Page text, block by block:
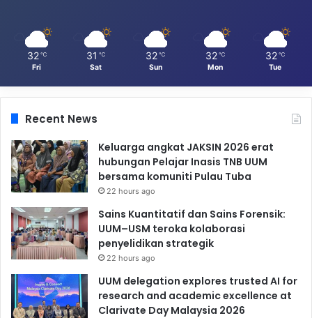
32 ℃
Fri
31 ℃
Sat
32 ℃
Sun
32 ℃
Mon
32 ℃
Tue
Recent News
Keluarga angkat JAKSIN 2026 erat
hubungan Pelajar Inasis TNB UUM
bersama komuniti Pulau Tuba
22 hours ago
Sains Kuantitatif dan Sains Forensik:
UUM–USM teroka kolaborasi
penyelidikan strategik
22 hours ago
UUM delegation explores trusted AI for
research and academic excellence at
Clarivate Day Malaysia 2026